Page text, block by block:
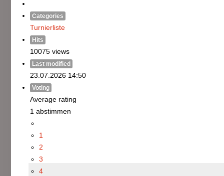
Categories
Turnierliste
Hits
10075 views
Last modified
23.07.2026 14:50
Voting
Average rating
1 abstimmen
1
2
3
4